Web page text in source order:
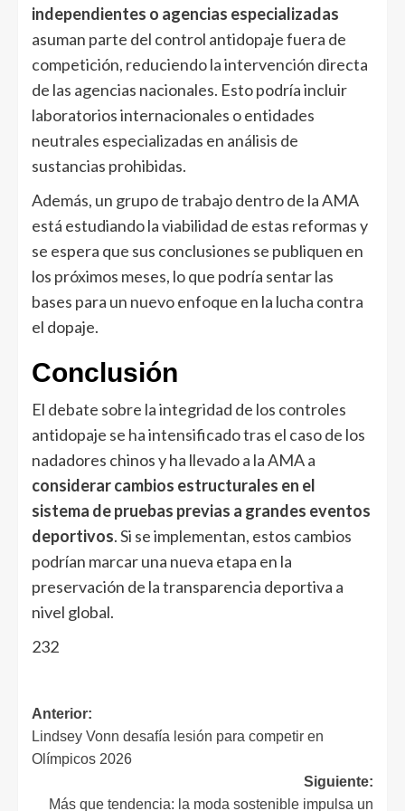
independientes o agencias especializadas
asuman parte del control antidopaje fuera de
competición, reduciendo la intervención directa
de las agencias nacionales. Esto podría incluir
laboratorios internacionales o entidades
neutrales especializadas en análisis de
sustancias prohibidas.
Además, un grupo de trabajo dentro de la AMA
está estudiando la viabilidad de estas reformas y
se espera que sus conclusiones se publiquen en
los próximos meses, lo que podría sentar las
bases para un nuevo enfoque en la lucha contra
el dopaje.
Conclusión
El debate sobre la integridad de los controles
antidopaje se ha intensificado tras el caso de los
nadadores chinos y ha llevado a la AMA a
considerar cambios estructurales en el
sistema de pruebas previas a grandes eventos
deportivos. Si se implementan, estos cambios
podrían marcar una nueva etapa en la
preservación de la transparencia deportiva a
nivel global.
232
Anterior:
Lindsey Vonn desafía lesión para competir en
Olímpicos 2026
Siguiente:
Más que tendencia: la moda sostenible impulsa un